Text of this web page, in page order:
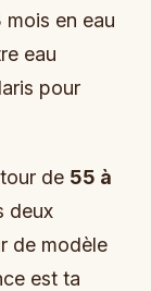
en eau
eau
pour
de 55 à
deux
de modèle
est ta